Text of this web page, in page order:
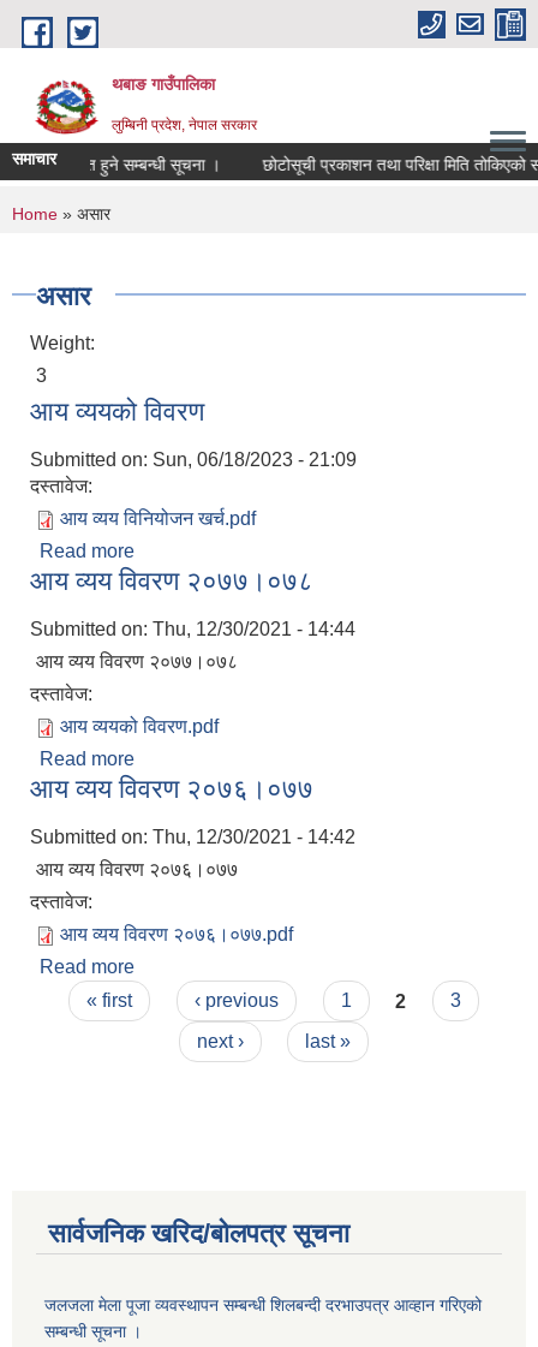
Skip to main content
थबाङ गाउँपालिका
लुम्बिनी प्रदेश, नेपाल सरकार
समाचार
सूचिकृत हुने सम्बन्धी सूचना । छोटोसूची प्रकाशन तथा परिक्षा मिति तोकिएको
You are here
Home » असार
असार
Weight:
3
आय व्ययको विवरण
Submitted on: Sun, 06/18/2023 - 21:09
दस्तावेज:
आय व्यय विनियोजन खर्च.pdf
Read more
आय व्यय विवरण २०७७।०७८
Submitted on: Thu, 12/30/2021 - 14:44
आय व्यय विवरण २०७७।०७८
दस्तावेज:
आय व्ययको विवरण.pdf
Read more
आय व्यय विवरण २०७६।०७७
Submitted on: Thu, 12/30/2021 - 14:42
आय व्यय विवरण २०७६।०७७
दस्तावेज:
आय व्यय विवरण २०७६।०७७.pdf
Read more
Pages
« first ‹ previous 1 2
3
next ›
last »
सार्वजनिक खरिद/बोलपत्र सूचना
जलजला मेला पूजा व्यवस्थापन सम्बन्धी शिलबन्दी दरभाउपत्र आव्हान गरिएको
सम्बन्धी सूचना ।